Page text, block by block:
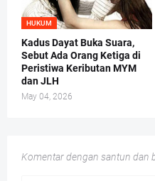
HUKUM
Kadus Dayat Buka Suara,
Sebut Ada Orang Ketiga di
Peristiwa Keributan MYM
dan JLH
May 04, 2026
Komentar dengan santun dan